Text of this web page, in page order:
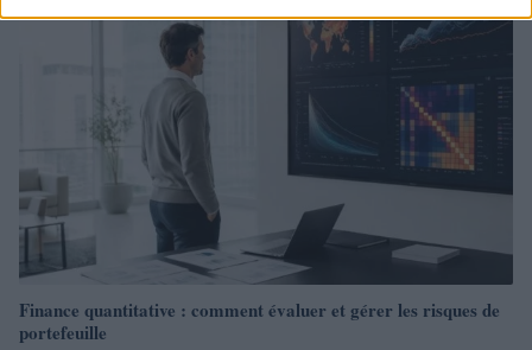
Finance quantitative : comment évaluer et gérer les risques de
portefeuille